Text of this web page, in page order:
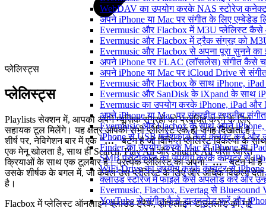
WebDAV का उपयोग करके NAS स्टोरेज
अपने iPhone या Mac पर संगीत के लिए एम्बेडेड
Evermusic और Flacbox में M3U प्लेलिस्ट
Evermusic और Flacbox में ट्रैक संग्रह को
Evermusic और Flacbox से अपना पूरा सुनने का
अपने iPhone पर FLAC (लॉसलेस) संगीत कैसे
अपने iPhone या Mac पर iCloud Drive से
Evermusic और Flacbox के साथ iPhone,
Evermusic और SanDisk के iXpand के साथ
Evermusic का उपयोग करके iPhone, iPad
अपने iPhone या Mac पर संग्रहीत स्थानीय
Evermusic और Flacbox के साथ अपने iPhone,
iPhone से USB फ्लैशकार्ड कैसे कनेक्ट करें और
Finder का उपयोग करके Mac से iPhone या
SMB प्रोटोकॉल का उपयोग करके कंप्यूटर से
WiFi-Drive का उपयोग करके कंप्यूटर से
क्लाउड स्टोरेज में फाइलें कैसे अपलोड करें और
Evermusic, Flacbox, Evertag से
YouTube से संगीत कैसे डाउनलोड करें और
प्लेलिस्ट्स
प्लेलिस्ट्स
Playlists सेक्शन में, आपको अपने म्यूज़िक संग्रहों को प्रबंधित करने के लिए
सहायक टूल मिलेंगे। यह क्षेत्र आपकी सभी प्लेलिस्ट एक ही जगह दिखाता है।
शीर्ष पर, नेविगेशन बार में एक "…"बटन है जो विभिन्न प्लेलिस्ट विकल्पों के साथ
एक मेनू खोलता है, साथ ही Search, Play All और Shuffle All जैसी त्वरित
क्रियाओं के साथ एक टूलबार है। प्रत्येक प्लेलिस्ट का अपना"…"बटन भी है
उसके शीर्षक के बगल में, जो केवल उस प्लेलिस्ट के लिए और अधिक विकल्प देता
है।
Flacbox में प्लेलिस्ट ऑनलाइन क्लाउड ट्रैक, ऑफलाइन डाउनलोड की गई